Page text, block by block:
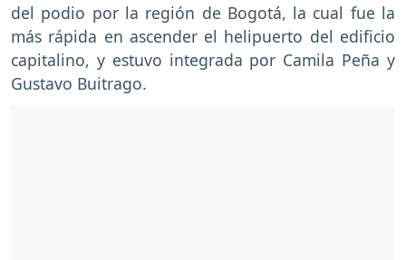
del podio por la región de Bogotá, la cual fue la
más rápida en ascender el helipuerto del edificio
capitalino, y estuvo integrada por Camila Peña y
Gustavo Buitrago.